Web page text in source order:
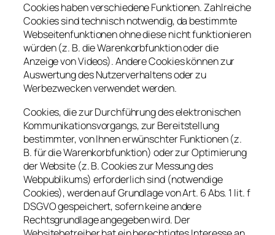
Cookies haben verschiedene Funktionen. Zahlreiche
Cookies sind technisch notwendig, da bestimmte
Webseitenfunktionen ohne diese nicht funktionieren
würden (z. B. die Warenkorbfunktion oder die
Anzeige von Videos). Andere Cookies können zur
Auswertung des Nutzerverhaltens oder zu
Werbezwecken verwendet werden.
Cookies, die zur Durchführung des elektronischen
Kommunikationsvorgangs, zur Bereitstellung
bestimmter, von Ihnen erwünschter Funktionen (z.
B. für die Warenkorbfunktion) oder zur Optimierung
der Website (z. B. Cookies zur Messung des
Webpublikums) erforderlich sind (notwendige
Cookies), werden auf Grundlage von Art. 6 Abs. 1 lit. f
DSGVO gespeichert, sofern keine andere
Rechtsgrundlage angegeben wird. Der